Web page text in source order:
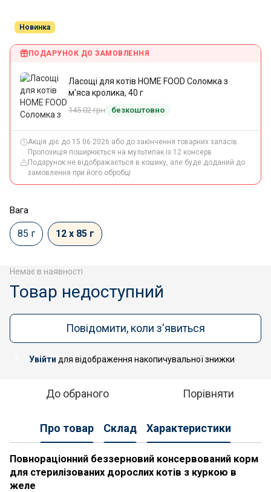
Новинка
ПОДАРУНОК ДО ЗАМОВЛЕННЯ
Ласощі для котів HOME FOOD Соломка з
м'яса кролика, 40 г
145.02 грн безкоштовно
Акція діє до 15.06.2026 або до закінчення товарних запасів
Пропозиція поширюється на мультипак із 12 консерв
Подарунок не відображається в кошику, але буде доданий до
замовлення при його обробці
Вага
85 г 12 х 85 г
Немає в наявності
Товар недоступний
Повідомити, коли з'явиться
Увійти для відображення накопичувальної знижки
До обраного Порівняти
Про товар Склад Характеристики
Повнораціонний беззерновий консервований корм
для стерилізованих дорослих котів з куркою в
желе